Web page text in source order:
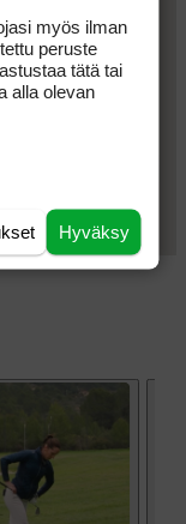
myös ilman
peruste
tätä tai
alla olevan
Hyväksy